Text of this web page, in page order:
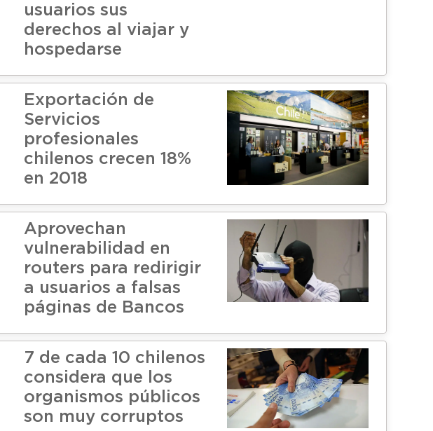
usuarios sus
derechos al viajar y
hospedarse
Exportación de
Servicios
profesionales
chilenos crecen 18%
en 2018
Aprovechan
vulnerabilidad en
routers para redirigir
a usuarios a falsas
páginas de Bancos
7 de cada 10 chilenos
considera que los
organismos públicos
son muy corruptos